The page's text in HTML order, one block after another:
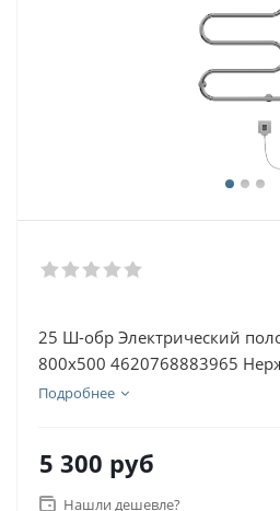
25 Ш-обр Электрический
800х500 4620768883965
Подробнее
5 300 руб
Нашли дешевле?